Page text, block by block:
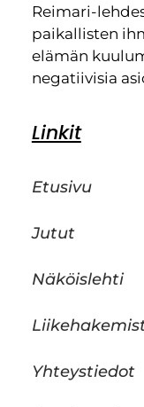
Reimari-
paikallisten
elämän
negatiivisia
Linkit
Etusivu
Jutut
Näköislehti
Yhteystiedot